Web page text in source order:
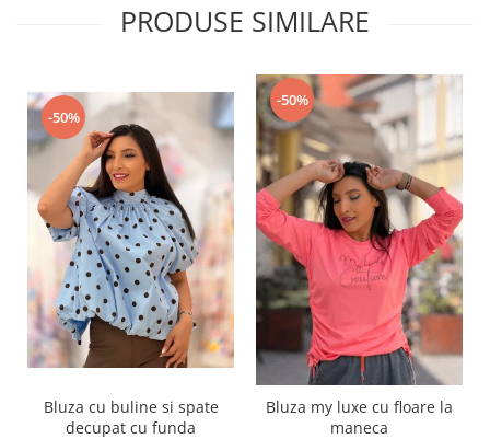
PRODUSE SIMILARE
-50%
Bluza cu buline si spate
decupat cu funda
-50%
Bluza my luxe cu floare la
maneca